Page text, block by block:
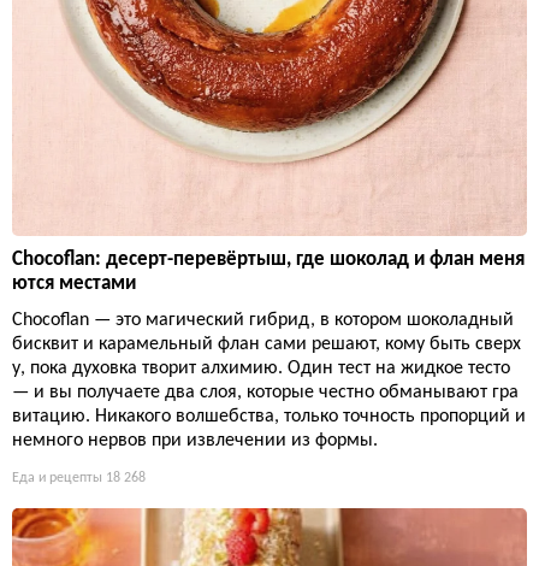
Chocoflan: десерт-перевёртыш, где шоколад и флан меня
ются местами
Chocoflan — это магический гибрид, в котором шоколадный
бисквит и карамельный флан сами решают, кому быть сверх
у, пока духовка творит алхимию. Один тест на жидкое тесто
— и вы получаете два слоя, которые честно обманывают гра
витацию. Никакого волшебства, только точность пропорций и
немного нервов при извлечении из формы.
Еда и рецепты 18 268